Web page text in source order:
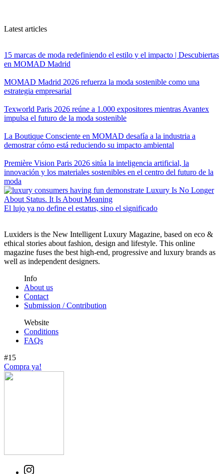
Latest articles
15 marcas de moda redefiniendo el estilo y el impacto | Descubiertas
en MOMAD Madrid
MOMAD Madrid 2026 refuerza la moda sostenible como una
estrategia empresarial
Texworld Paris 2026 reúne a 1.000 expositores mientras Avantex
impulsa el futuro de la moda sostenible
La Boutique Consciente en MOMAD desafía a la industria a
demostrar cómo está reduciendo su impacto ambiental
Première Vision Paris 2026 sitúa la inteligencia artificial, la
innovación y los materiales sostenibles en el centro del futuro de la
moda
El lujo ya no define el estatus, sino el significado
Luxiders is the New Intelligent Luxury Magazine, based on eco &
ethical stories about fashion, design and lifestyle. This online
magazine fuses the best high-end, progressive and luxury brands as
well as independent designers.
Info
About us
Contact
Submission / Contribution
Website
Conditions
FAQs
#15
Compra ya!